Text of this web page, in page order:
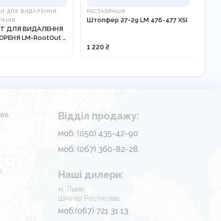
ДЛЯ ВИДАЛЕННЯ
ДЛЯ ВИДАЛЕННЯ
LM-RootOut -
РЕСТАВРАЦІЯ
Штопфер 27-29 LM 476-477 XSI
1 220 ₴
Відділ продажу:
моб: (050) 435-42-90
моб: (067) 360-82-28
Наші дилери:
м. Львів
Шмігер Ростислав
моб:(067) 721 31 13